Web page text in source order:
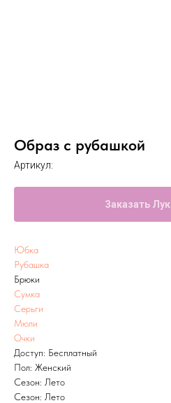
Образ с рубашкой
Артикул:
Заказать Лук
Юбка
Рубашка
Брюки
Сумка
Серьги
Мюли
Очки
Доступ: Бесплатный
Пол: Женский
Сезон: Лето
Сезон: Лето